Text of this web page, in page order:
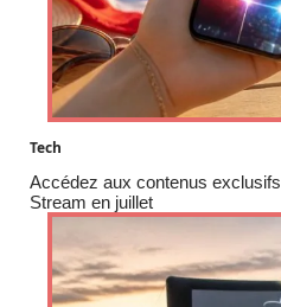
Tech
Accédez aux contenus
Stream en juillet